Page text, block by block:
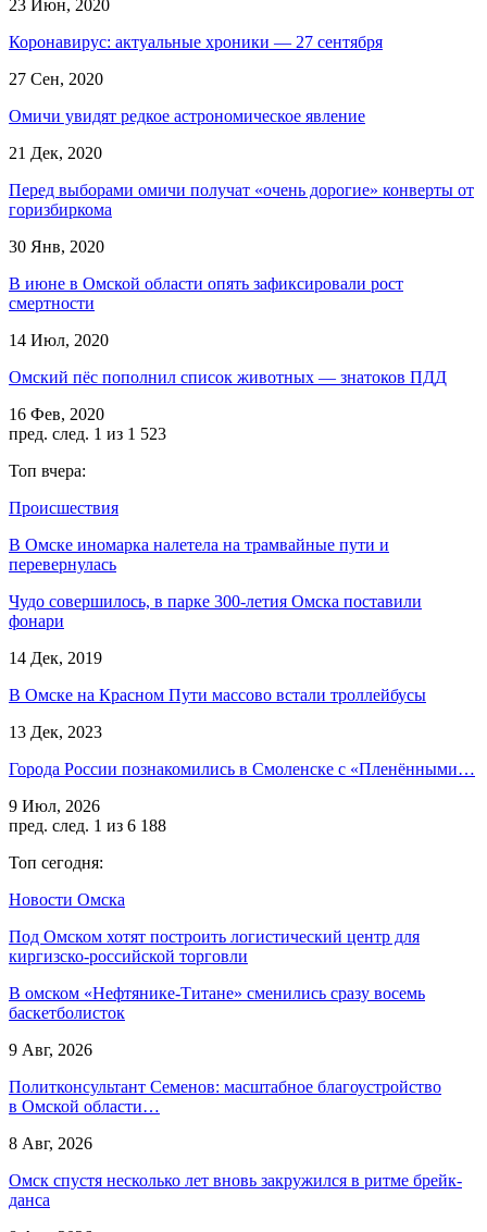
23 Июн, 2020
Коронавирус: актуальные хроники — 27 сентября
27 Сен, 2020
Омичи увидят редкое астрономическое явление
21 Дек, 2020
Перед выборами омичи получат «очень дорогие» конверты от
горизбиркома
30 Янв, 2020
В июне в Омской области опять зафиксировали рост
смертности
14 Июл, 2020
Омский пёс пополнил список животных — знатоков ПДД
16 Фев, 2020
пред. след. 1 из 1 523
Топ вчера:
Происшествия
В Омске иномарка налетела на трамвайные пути и
перевернулась
Чудо совершилось, в парке 300-летия Омска поставили
фонари
14 Дек, 2019
В Омске на Красном Пути массово встали троллейбусы
13 Дек, 2023
Города России познакомились в Смоленске с «Пленёнными…
9 Июл, 2026
пред. след. 1 из 6 188
Топ сегодня:
Новости Омска
Под Омском хотят построить логистический центр для
киргизско-российской торговли
В омском «Нефтянике-Титане» сменились сразу восемь
баскетболисток
9 Авг, 2026
Политконсультант Семенов: масштабное благоустройство
в Омской области…
8 Авг, 2026
Омск спустя несколько лет вновь закружился в ритме брейк-
данса